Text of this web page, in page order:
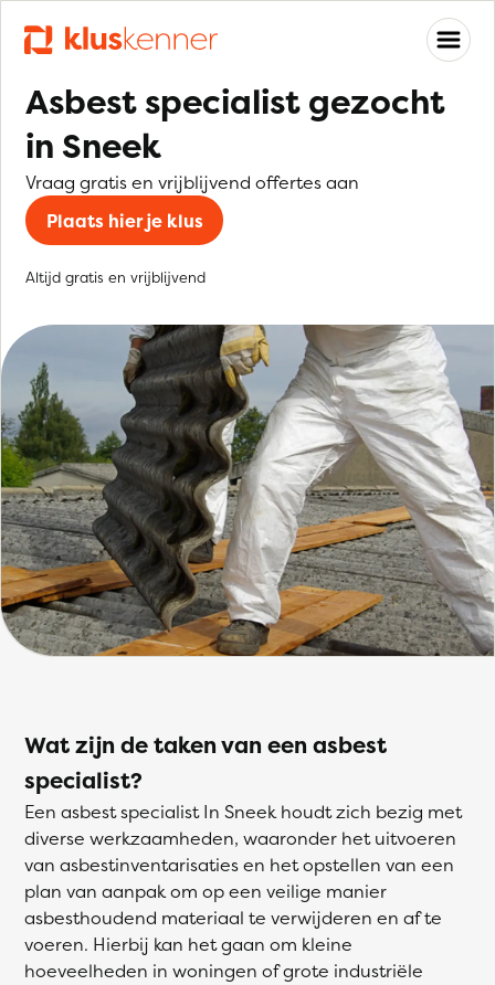
Asbest specialist gezocht
in Sneek
Vraag gratis en vrijblijvend offertes aan
Plaats hier je klus
Altijd gratis en vrijblijvend
Wat zijn de taken van een asbest
specialist?
Een asbest specialist In Sneek houdt zich bezig met
diverse werkzaamheden, waaronder het uitvoeren
van asbestinventarisaties en het opstellen van een
plan van aanpak om op een veilige manier
asbesthoudend materiaal te verwijderen en af te
voeren. Hierbij kan het gaan om kleine
hoeveelheden in woningen of grote industriële